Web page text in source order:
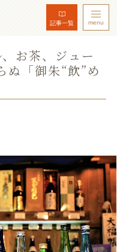
記事一覧 menu
お茶、ジュー
「御朱“飲”め